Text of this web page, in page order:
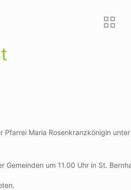
Maria Rosenkranzkönigin
Gemeinden um 11.00 Uhr in St.